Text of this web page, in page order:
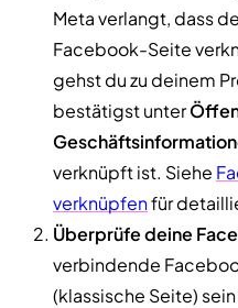
Meta verlangt, dass
Facebook-Seite
gehst du zu deinem
bestätigst unter
verknüpft ist. Siehe
verknüpfenfür
Überprüfe deine
verbindende
(klassische Seite)